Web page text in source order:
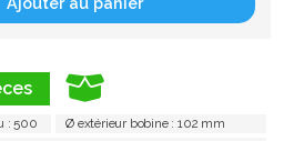
: 500
Ø extérieur bobine : 102 mm